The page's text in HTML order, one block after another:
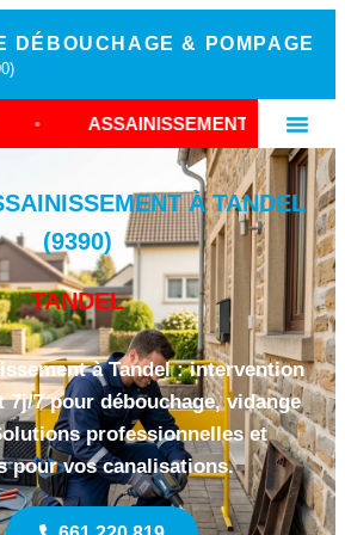
DÉBOUCHAGE & POMPAGE
TANDEL 9390 •
À TANDEL
(9390)
TANDEL
à Tandel : intervention
7j/7 pour débouchage, vidange
professionnelles et
pour vos canalisations.